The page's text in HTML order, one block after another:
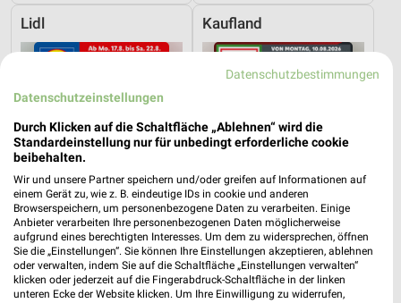
Lidl
1,2 km
Kaufland
3,8 km
Datenschutzbestimmungen
Datenschutzeinstellungen
Durch Klicken auf die Schaltfläche „Ablehnen“ wird die
Standardeinstellung nur für unbedingt erforderliche cookie
beibehalten.
Wir und unsere Partner speichern und/oder greifen auf Informationen auf
einem Gerät zu, wie z. B. eindeutige IDs in cookie und anderen
Browserspeichern, um personenbezogene Daten zu verarbeiten. Einige
Anbieter verarbeiten Ihre personenbezogenen Daten möglicherweise
aufgrund eines berechtigten Interesses. Um dem zu widersprechen, öffnen
Sie die „Einstellungen“. Sie können Ihre Einstellungen akzeptieren, ablehnen
oder verwalten, indem Sie auf die Schaltfläche „Einstellungen verwalten“
klicken oder jederzeit auf die Fingerabdruck-Schaltfläche in der linken
unteren Ecke der Website klicken. Um Ihre Einwilligung zu widerrufen,